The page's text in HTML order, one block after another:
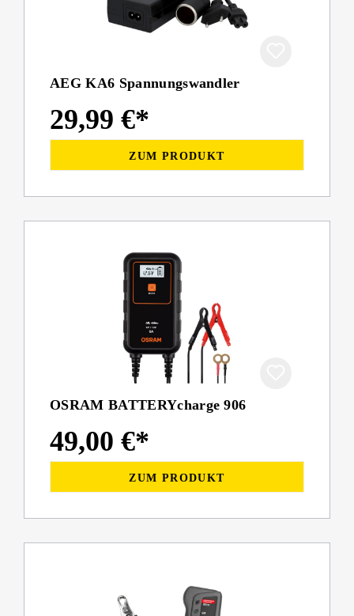
AEG KA6 Spannungswandler
29,99 €*
ZUM PRODUKT
OSRAM BATTERYcharge 906
49,00 €*
ZUM PRODUKT